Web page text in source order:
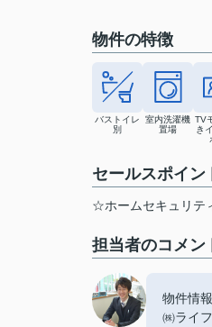
物件の特徴
バストイレ
別
室内洗濯機
置場
TV
き
セールスポイン
☆ホームセキュリテ
担当者のコメン
物件情
㈱ライ